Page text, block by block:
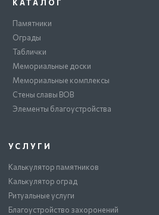
КАТАЛОГ
Памятники
Ограды
Таблички
Мемориальные доски
Мемориальные комплексы
Стены славы ВОВ
Элементы благоустройства
УСЛУГИ
Калькулятор памятников
Калькулятор оград
Ритуальные услуги
Благоустройство захоронений